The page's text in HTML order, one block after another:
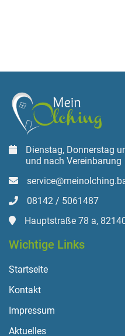
Dienstag, Donnerstag
und nach Vereinbarung
08142 / 5061487
Hauptstraße 78 a,
Wichtige Links
Startseite
Kontakt
Impressum
Aktuelles